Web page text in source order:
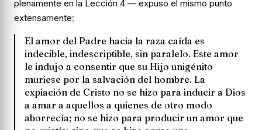
plenamente en la Lección 4 — expuso el mismo punto
extensamente:
El amor del Padre hacia la raza caída es
indecible, indescriptible, sin paralelo. Este amor
le indujo a consentir que su Hijo unigénito
muriese por la salvación del hombre. La
expiación de Cristo no se hizo para inducir a Dios
a amar a aquellos a quienes de otro modo
aborrecía; no se hizo para producir un amor que